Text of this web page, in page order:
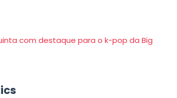
com destaque para o k-pop da Big